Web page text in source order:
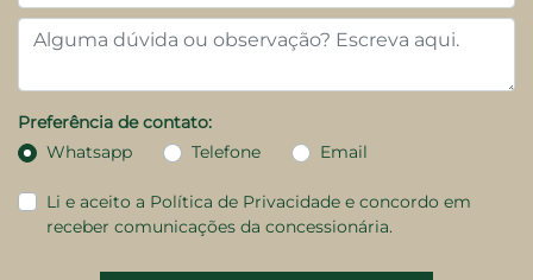
Preferência de contato:
Whatsapp
Telefone Email
Li e aceito a Política de Privacidade e concordo em
receber comunicações da concessionária.